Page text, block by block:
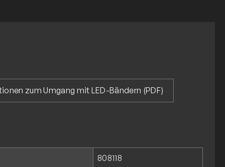
zum Umgang mit LED-Bändern (PDF)
808118